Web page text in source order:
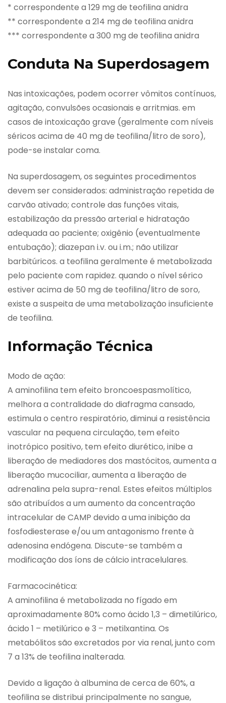
* correspondente a 129 mg de teofilina anidra
** correspondente a 214 mg de teofilina anidra
*** correspondente a 300 mg de teofilina anidra
Conduta Na Superdosagem
Nas intoxicações, podem ocorrer vômitos contínuos,
agitação, convulsões ocasionais e arritmias. em
casos de intoxicação grave (geralmente com níveis
séricos acima de 40 mg de teofilina/litro de soro),
pode-se instalar coma.
Na superdosagem, os seguintes procedimentos
devem ser considerados: administração repetida de
carvão ativado; controle das funções vitais,
estabilização da pressão arterial e hidratação
adequada ao paciente; oxigênio (eventualmente
entubação); diazepan i.v. ou i.m.; não utilizar
barbitúricos. a teofilina geralmente é metabolizada
pelo paciente com rapidez. quando o nível sérico
estiver acima de 50 mg de teofilina/litro de soro,
existe a suspeita de uma metabolização insuficiente
de teofilina.
Informação Técnica
Modo de ação:
A aminofilina tem efeito broncoespasmolítico,
melhora a contralidade do diafragma cansado,
estimula o centro respiratório, diminui a resistência
vascular na pequena circulação, tem efeito
inotrópico positivo, tem efeito diurético, inibe a
liberação de mediadores dos mastócitos, aumenta a
liberação mucociliar, aumenta a liberação de
adrenalina pela supra-renal. Estes efeitos múltiplos
são atribuídos a um aumento da concentração
intracelular de CAMP devido a uma inibição da
fosfodiesterase e/ou um antagonismo frente à
adenosina endógena. Discute-se também a
modificação dos íons de cálcio intracelulares.
Farmacocinética:
A aminofilina é metabolizada no fígado em
aproximadamente 80% como ácido 1,3 – dimetilúrico,
ácido 1 – metilúrico e 3 – metilxantina. Os
metabólitos são excretados por via renal, junto com
7 a 13% de teofilina inalterada.
Devido a ligação à albumina de cerca de 60%, a
teofilina se distribui principalmente no sangue,